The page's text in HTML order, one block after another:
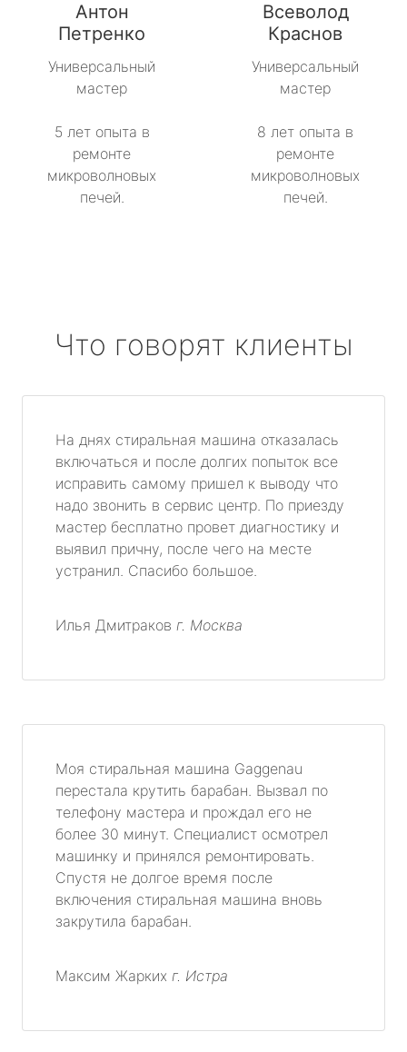
Антон
Петренко
Универсальный
мастер
5 лет опыта в
ремонте
микроволновых
печей.
Всеволод
Краснов
Универсальный
мастер
8 лет опыта в
ремонте
микроволновых
печей.
Что говорят клиенты
На днях стиральная машина отказалась
включаться и после долгих попыток все
исправить самому пришел к выводу что
надо звонить в сервис центр. По приезду
мастер бесплатно провет диагностику и
выявил причну, после чего на месте
устранил. Спасибо большое.
Илья Дмитраков г. Москва
Моя стиральная машина Gaggenau
перестала крутить барабан. Вызвал по
телефону мастера и прождал его не
более 30 минут. Специалист осмотрел
машинку и принялся ремонтировать.
Спустя не долгое время после
включения стиральная машина вновь
закрутила барабан.
Максим Жарких г. Истра